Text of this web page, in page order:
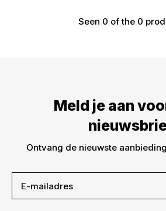
Seen 0 of the 0
Meld je aan
Ontvang de nieuwste